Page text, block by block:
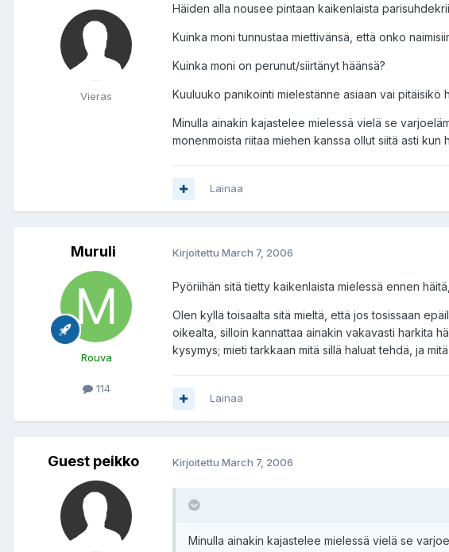
Vieras
Häiden alla nousee pintaan kaikenlaista
Kuinka moni tunnustaa miettivänsä, että onko
Kuinka moni on perunut/siirtänyt häänsä?
Kuuluuko panikointi mielestänne asiaan vai pitäisikö
Minulla ainakin kajastelee mielessä vielä se
monenmoista riitaa miehen kanssa ollut siitä asti kun
Lainaa
Muruli
Rouva
114
Kirjoitettu March 7, 2006
Pyöriihän sitä tietty kaikenlaista mielessä ennen
Olen kyllä toisaalta sitä mieltä, että jos tosissaan
oikealta, silloin kannattaa ainakin vakavasti harkita
kysymys; mieti tarkkaan mitä sillä haluat tehdä, ja
Lainaa
Guest peikko Kirjoitettu March 7, 2006
Minulla ainakin kajastelee mielessä vielä se